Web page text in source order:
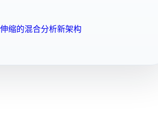
缩的混合分析新架构